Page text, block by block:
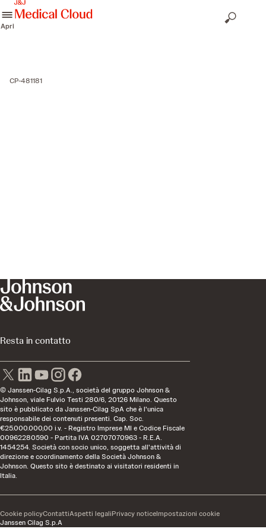
Apri
CP-481181
Resta in contatto
© Janssen-Cilag S.p.A., società del gruppo Johnson &
Johnson, viale Fulvio Testi 280/6, 20126 Milano. Questo
sito è pubblicato da Janssen-Cilag SpA che è l'unica
responsabile dei contenuti presenti. Cap. Soc.
€25.000.000,00 i.v. - Registro Imprese MI e Codice Fiscale
00962280590 - Partita IVA 02707070963 - R.E.A.
1454254. Società con socio unico, soggetta all'attività di
direzione e coordinamento della Società Johnson &
Johnson. Questo sito è destinato ai visitatori residenti in
Italia.
Janssen Cilag S.p.A
Cookie policyContattiAspetti legaliPrivacy noticeImpostazioni cookie